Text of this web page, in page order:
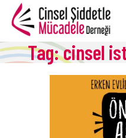
Tag: cinsel
ANASAYFA
PROGRAMLAR
ÜRETIMLER